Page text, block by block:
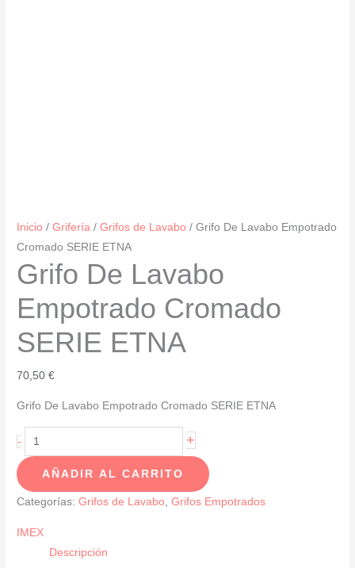
Inicio /Grifería /Grifos de Lavabo / Grifo De Lavabo Empotrado
Cromado SERIE ETNA
Grifo De Lavabo
Empotrado Cromado
SERIE ETNA
70,50€
Grifo De Lavabo Empotrado Cromado SERIE ETNA
-
Grifo
De
Lavabo
Empotrado
SERIE
ETNA
+
AÑADIR AL CARRITO
Categorías:Grifos de Lavabo,Grifos Empotrados
IMEX
Descripción